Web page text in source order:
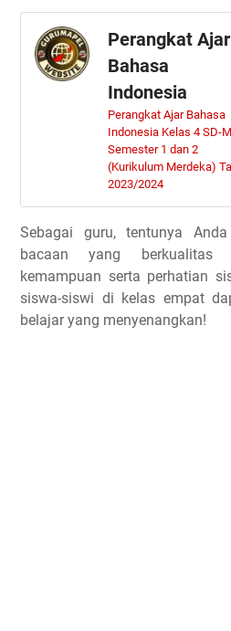
Perangkat Ajar
Bahasa
Indonesia
Perangkat Ajar Bahasa
Indonesia Kelas 4 SD-
Semester 1 dan 2
(Kurikulum Merdeka)
2023/2024
Sebagai guru, tentunya
bacaan yang
kemampuan serta perhatian
siswa-siswi di kelas empat
belajar yang menyenangkan!